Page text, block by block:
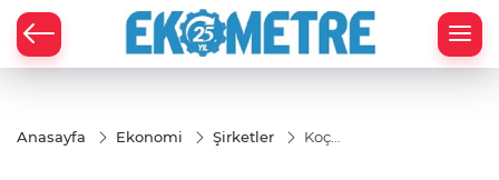
Anasayfa Ekonomi Şirketler
Koç